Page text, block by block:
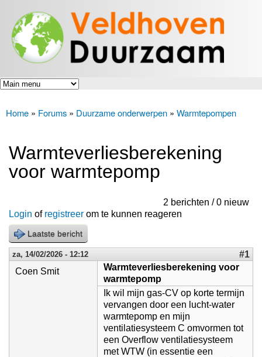
en naar
de inhoud
gaan
Veldhoven
Duurzaam
Energiek
naar de
toekomst
U bent hier
Home » Forums » Duurzame onderwerpen » Warmtepompen
Warmteverliesberekening
voor warmtepomp
2 berichten / 0 nieuw
Login of registreer om te kunnen reageren
Laatste bericht
za, 14/02/2026 - 12:12
#1
Coen Smit
Warmteverliesberekening voor
warmtepomp
Ik wil mijn gas-CV op korte termijn
vervangen door een lucht-water
warmtepomp en mijn
ventilatiesysteem C omvormen tot
een Overflow ventilatiesysteem
met WTW (in essentie een